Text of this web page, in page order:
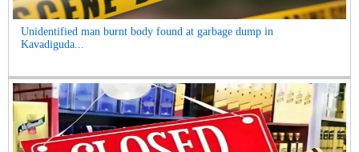
Unidentified man burnt body found at garbage dump in
Kavadiguda...